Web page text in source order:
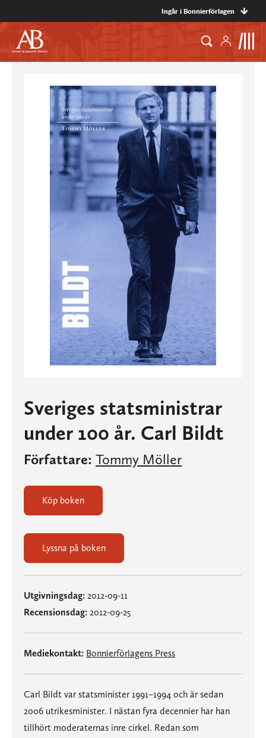
Ingår i Bonnierförlagen
Sveriges statsministrar
under 100 år. Carl Bildt
Författare: Tommy Möller
Köp boken
Lyssna på boken
Utgivningsdag: 2012-09-11
Recensionsdag: 2012-09-25
Mediekontakt: Bonnierförlagens Press
Carl Bildt var statsminister 1991–1994 och är sedan
2006 utrikesminister. I nästan fyra decennier har han
tillhört moderaternas inre cirkel. Redan som